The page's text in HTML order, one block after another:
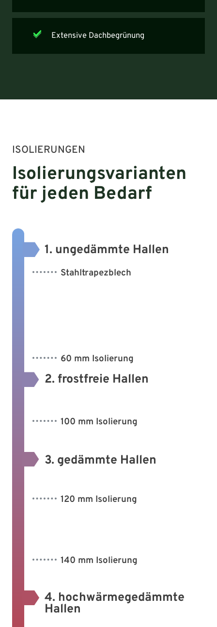
Extensive Dachbegrünung
ISOLIERUNGEN
Isolierungsvarianten
für jeden Bedarf
1. ungedämmte Hallen
2. frostfreie Hallen
3. gedämmte Hallen
4. hochwärmegedämmte
Hallen
Stahltrapezblech
60 mm Isolierung
100 mm Isolierung
120 mm Isolierung
140 mm Isolierung